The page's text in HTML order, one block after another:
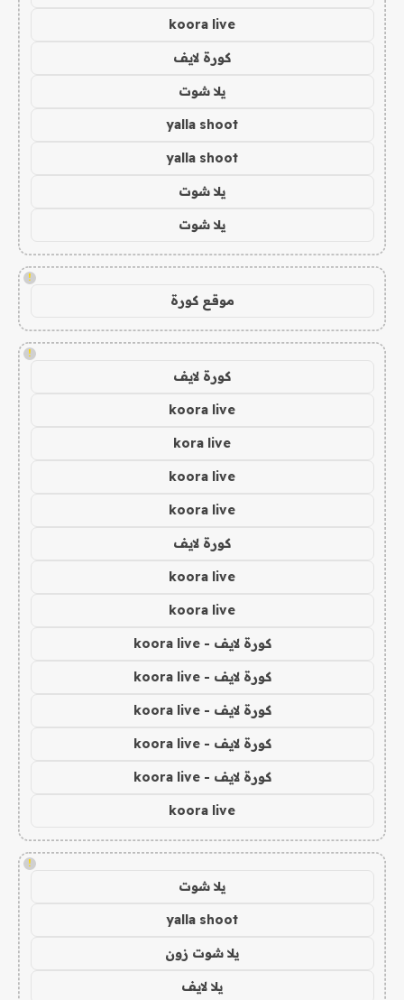
koora live
كورة لايف
يلا شوت
yalla shoot
yalla shoot
يلا شوت
يلا شوت
!
موقع كورة
!
كورة لايف
koora live
kora live
koora live
koora live
كورة لايف
koora live
koora live
كورة لايف - koora live
كورة لايف - koora live
كورة لايف - koora live
كورة لايف - koora live
كورة لايف - koora live
koora live
!
يلا شوت
yalla shoot
يلا شوت زون
يلا لايف